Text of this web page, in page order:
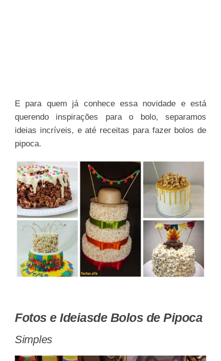
E para quem já conhece essa novidade e está
querendo inspirações para o bolo, separamos
ideias incríveis, e até receitas para fazer bolos de
pipoca.
Fotos e Ideiasde Bolos de Pipoca
Simples